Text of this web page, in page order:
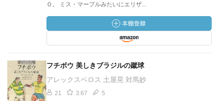
Ｏ。 ミス・マープルみたいにエリザ...
フチボウ 美しきブラジルの蹴球
アレックスベロス 土屋晃 対馬妙
21 3.67 5